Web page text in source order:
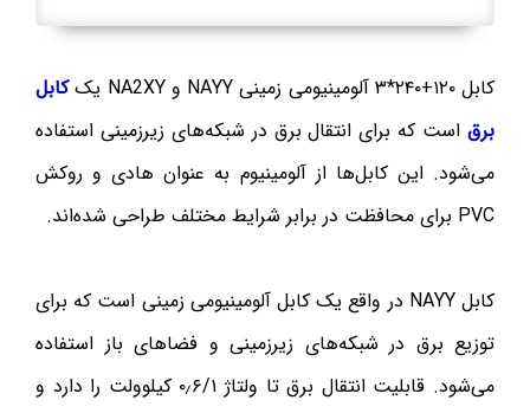
کابل ۱۲۰+۲۴۰*۳ آلومینیومی زمینی NAYY و NA2XY یک
کابل
برق است که برای انتقال برق در شبکه‌های زیرزمینی استفاده
می‌شود. این کابل‌ها از آلومینیوم به عنوان هادی و روکش
PVC برای محافظت در برابر شرایط مختلف طراحی شده‌اند.
کابل NAYY در واقع یک کابل آلومینیومی زمینی است که برای
توزیع برق در شبکه‌های زیرزمینی و فضاهای باز استفاده
می‌شود. قابلیت انتقال برق تا ولتاژ ۰٫۶/۱ کیلوولت را دارد و